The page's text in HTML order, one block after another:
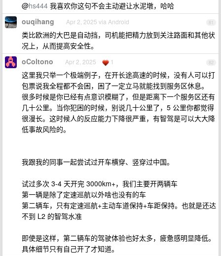
@hs444 我喜欢你这句不会主动避让水泥墩，哈哈
81
ouqihang Apr 2, 2025 via Android
类比欧洲的大巴是自动挡，司机能把精力放到关注路面和其他状
况上，从而提高安全性。
82
oColtono Apr 2, 2025 1
这里我只举一个极端例子，在开长途高速的时候，没有人可以打
包票说我全程都不会困，困了一定立马就能找到服务区休息。
很多时候是你已经有点意识模糊了，但是距离下一个服务区还有
几十公里。当你犯困的时候，别说几十公里了，5 公里你都觉得
很漫长。这时候人的反应能力下降很严重，有智驾是可以大大降
低事故风险的。
我跟我的同事一起尝试过开车横穿、竖穿过中国。
试过多次 3-4 天开完 3000km+，我们主要开两辆车
第一辆是除了定速巡航以外啥也没有的车
第二辆车，只有定速巡航+主动车道保持+车距保持。也就是还达
不到 L2 的智驾水准
即使是这样，第二辆车的驾驶体验也好太多，疲惫感明显降低。
具体细节只有自己开了才知道。